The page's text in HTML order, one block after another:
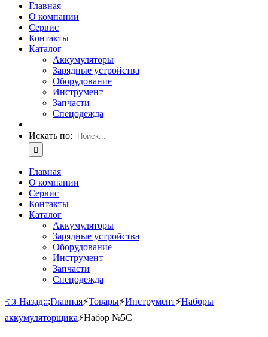
Главная
О компании
Сервис
Контакты
Каталог
Аккумуляторы
Зарядные устройства
Оборудование
Инструмент
Запчасти
Спецодежда
Искать по:
Главная
О компании
Сервис
Контакты
Каталог
Аккумуляторы
Зарядные устройства
Оборудование
Инструмент
Запчасти
Спецодежда
👈 Назад:::Главная⚡Товары⚡Инструмент⚡Наборы
аккумуляторщика⚡Набор №5С